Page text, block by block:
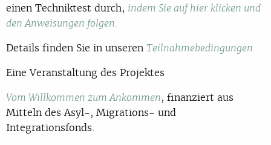
einen Techniktest durch, indem Sie auf hier klicken und
den Anweisungen folgen.
Details finden Sie in unseren Teilnahmebedingungen
Eine Veranstaltung des Projektes
Vom Willkommen zum Ankommen, finanziert aus
Mitteln des Asyl-, Migrations- und
Integrationsfonds.